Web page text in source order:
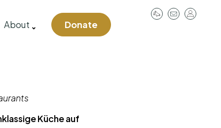
About Donate
Küche auf